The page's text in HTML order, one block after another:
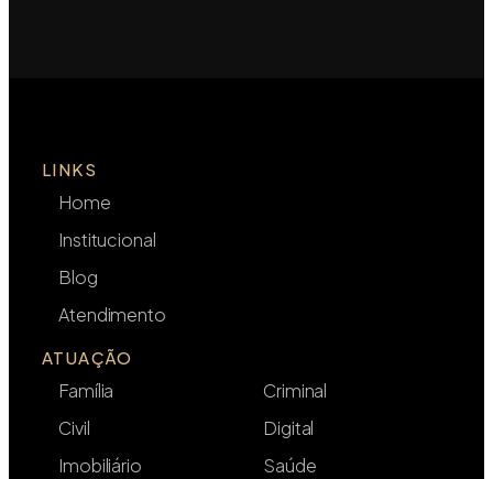
LINKS
Home
Institucional
Blog
Atendimento
ATUAÇÃO
Família
Civil
Imobiliário
Criminal
Digital
Saúde